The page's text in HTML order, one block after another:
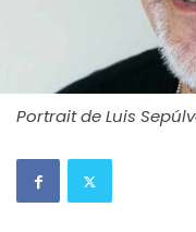
Portrait de Luis